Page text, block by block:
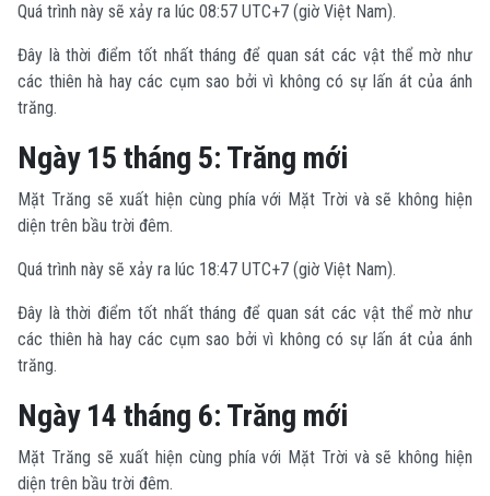
Quá trình này sẽ xảy ra lúc 08:57 UTC+7 (giờ Việt Nam).
Đây là thời điểm tốt nhất tháng để quan sát các vật thể mờ như
các thiên hà hay các cụm sao bởi vì không có sự lấn át của ánh
trăng.
Ngày 15 tháng 5: Trăng mới
Mặt Trăng sẽ xuất hiện cùng phía với Mặt Trời và sẽ không hiện
diện trên bầu trời đêm.
Quá trình này sẽ xảy ra lúc 18:47 UTC+7 (giờ Việt Nam).
Đây là thời điểm tốt nhất tháng để quan sát các vật thể mờ như
các thiên hà hay các cụm sao bởi vì không có sự lấn át của ánh
trăng.
Ngày 14 tháng 6: Trăng mới
Mặt Trăng sẽ xuất hiện cùng phía với Mặt Trời và sẽ không hiện
diện trên bầu trời đêm.